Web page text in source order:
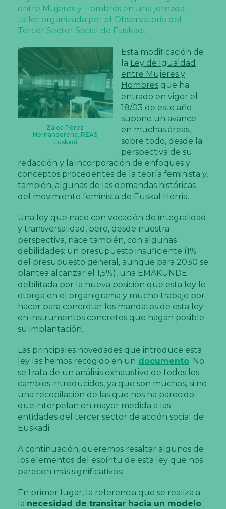
entre Mujeres y Hombres en una jornada-
taller organizada por el Observatorio del
Tercer Sector Social de Euskadi.
Zaloa Pérez
Hernandorena, REAS
Euskadi
Esta modificación de
la Ley de Igualdad
entre Mujeres y
Hombresque ha
entrado en vigor el
18/03 de este año
supone un avance
en muchas áreas,
sobre todo, desde la
perspectiva de su
redacción y la incorporación de enfoques y
conceptos procedentes de la teoría feminista y,
también, algunas de las demandas históricas
del movimiento feminista de Euskal Herria.
Una ley que nace con vocación de integralidad
y transversalidad, pero, desde nuestra
perspectiva, nace también, con algunas
debilidades: un presupuesto insuficiente (1%
del presupuesto general, aunque para 2030 se
plantea alcanzar el 1,5%), una EMAKUNDE
debilitada por la nueva posición que esta ley le
otorga en el organigrama y mucho trabajo por
hacer para concretar los mandatos de esta ley
en instrumentos concretos que hagan posible
su implantación.
Las principales novedades que introduce esta
ley las hemos recogido en un documento. No
se trata de un análisis exhaustivo de todos los
cambios introducidos, ya que son muchos, si no
una recopilación de las que nos ha parecido
que interpelan en mayor medida a las
entidades del tercer sector de acción social de
Euskadi.
A continuación, queremos resaltar algunos de
los elementos del espíritu de esta ley que nos
parecen más significativos:
En primer lugar, la referencia que se realiza a
la necesidad de transitar hacia un modelo